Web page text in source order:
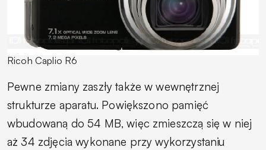
Ricoh Caplio R6
Pewne zmiany zaszły także w wewnętrznej
strukturze aparatu. Powiększono pamięć
wbudowaną do 54 MB, więc zmieszczą się w niej
aż 34 zdjęcia wykonane przy wykorzystaniu